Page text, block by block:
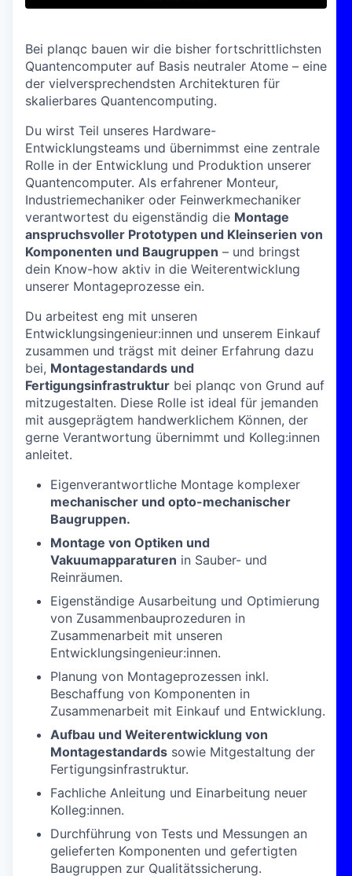
Bei planqc bauen wir die bisher fortschrittlichsten
Quantencomputer auf Basis neutraler Atome – eine
der vielversprechendsten Architekturen für
skalierbares Quantencomputing.
Du wirst Teil unseres Hardware-
Entwicklungsteams und übernimmst eine zentrale
Rolle in der Entwicklung und Produktion unserer
Quantencomputer. Als erfahrener Monteur,
Industriemechaniker oder Feinwerkmechaniker
verantwortest du eigenständig die Montage
anspruchsvoller Prototypen und Kleinserien von
Komponenten und Baugruppen – und bringst
dein Know-how aktiv in die Weiterentwicklung
unserer Montageprozesse ein.
Du arbeitest eng mit unseren
Entwicklungsingenieur:innen und unserem Einkauf
zusammen und trägst mit deiner Erfahrung dazu
bei, Montagestandards und
Fertigungsinfrastruktur bei planqc von Grund auf
mitzugestalten. Diese Rolle ist ideal für jemanden
mit ausgeprägtem handwerklichem Können, der
gerne Verantwortung übernimmt und Kolleg:innen
anleitet.
Eigenverantwortliche Montage komplexer
mechanischer und opto-mechanischer
Baugruppen.
Montage von Optiken und
Vakuumapparaturen in Sauber- und
Reinräumen.
Eigenständige Ausarbeitung und Optimierung
von Zusammenbauprozeduren in
Zusammenarbeit mit unseren
Entwicklungsingenieur:innen.
Planung von Montageprozessen inkl.
Beschaffung von Komponenten in
Zusammenarbeit mit Einkauf und Entwicklung.
Aufbau und Weiterentwicklung von
Montagestandards sowie Mitgestaltung der
Fertigungsinfrastruktur.
Fachliche Anleitung und Einarbeitung neuer
Kolleg:innen.
Durchführung von Tests und Messungen an
gelieferten Komponenten und gefertigten
Baugruppen zur Qualitätssicherung.